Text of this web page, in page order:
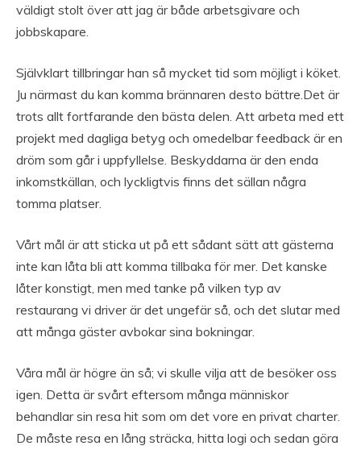
väldigt stolt över att jag är både arbetsgivare och
jobbskapare.
Självklart tillbringar han så mycket tid som möjligt i köket.
Ju närmast du kan komma brännaren desto bättre.Det är
trots allt fortfarande den bästa delen. Att arbeta med ett
projekt med dagliga betyg och omedelbar feedback är en
dröm som går i uppfyllelse. Beskyddarna är den enda
inkomstkällan, och lyckligtvis finns det sällan några
tomma platser.
Vårt mål är att sticka ut på ett sådant sätt att gästerna
inte kan låta bli att komma tillbaka för mer. Det kanske
låter konstigt, men med tanke på vilken typ av
restaurang vi driver är det ungefär så, och det slutar med
att många gäster avbokar sina bokningar.
Våra mål är högre än så; vi skulle vilja att de besöker oss
igen. Detta är svårt eftersom många människor
behandlar sin resa hit som om det vore en privat charter.
De måste resa en lång sträcka, hitta logi och sedan göra